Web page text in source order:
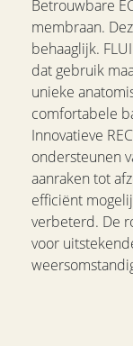
Betrouwbare
membraan.
behaaglijk.
dat gebruik
unieke
comfortabele
Innovatieve
ondersteunen
aanraken tot
efficiënt
verbeterd. De
voor